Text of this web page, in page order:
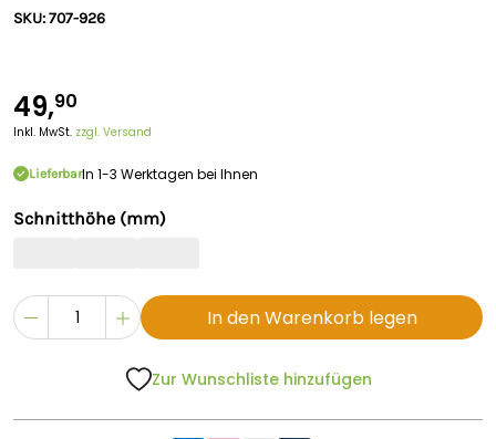
SKU: 707-926
49,90
Inkl. MwSt. zzgl. Versand
LieferbarIn 1-3 Werktagen bei Ihnen
Schnitthöhe (mm)
In den Warenkorb legen
Zur Wunschliste hinzufügen